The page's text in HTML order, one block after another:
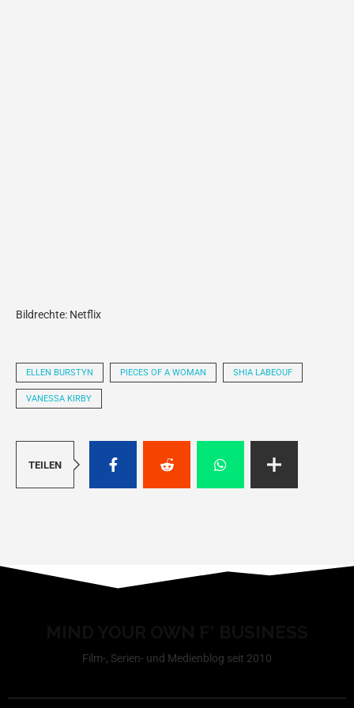
Bildrechte: Netflix
ELLEN BURSTYN PIECES OF A WOMAN SHIA LABEOUF
VANESSA KIRBY
TEILEN
Film-, Serien- und Medienblog seit 2010